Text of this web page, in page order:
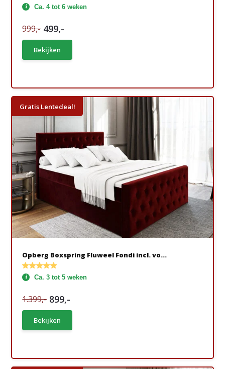
Ca. 4 tot 6 weken
999,- 499,-
Bekijken
Gratis Lentedeal!
Opberg Boxspring Fluweel Fondi incl. vo...
Ca. 3 tot 5 weken
1.399,- 899,-
Bekijken